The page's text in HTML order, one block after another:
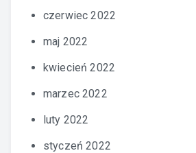
czerwiec 2022
maj 2022
kwiecień 2022
marzec 2022
luty 2022
styczeń 2022